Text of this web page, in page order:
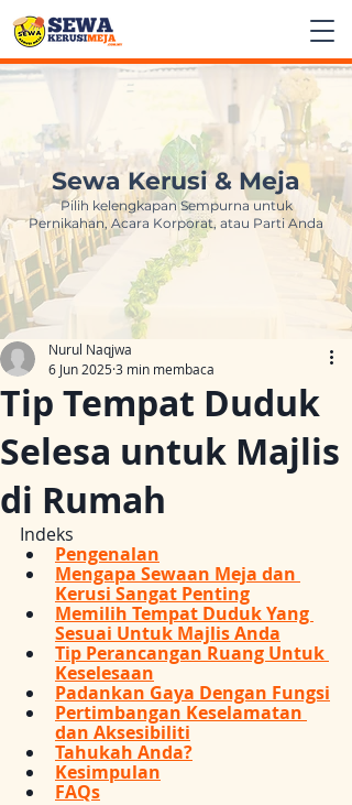
Sewa Kerusi & Meja
Pilih kelengkapan Sempurna untuk
Pernikahan, Acara Korporat, atau Parti Anda
Tip Tempat Duduk
Selesa untuk Majlis
di Rumah
Nurul Naqjwa
6 Jun 20253 min membaca
Indeks
Pengenalan
Mengapa Sewaan Meja dan
Kerusi Sangat Penting
Memilih Tempat Duduk Yang
Sesuai Untuk Majlis Anda
Tip Perancangan Ruang Untuk
Keselesaan
Padankan Gaya Dengan Fungsi
Pertimbangan Keselamatan
dan Aksesibiliti
Tahukah Anda?
Kesimpulan
FAQs